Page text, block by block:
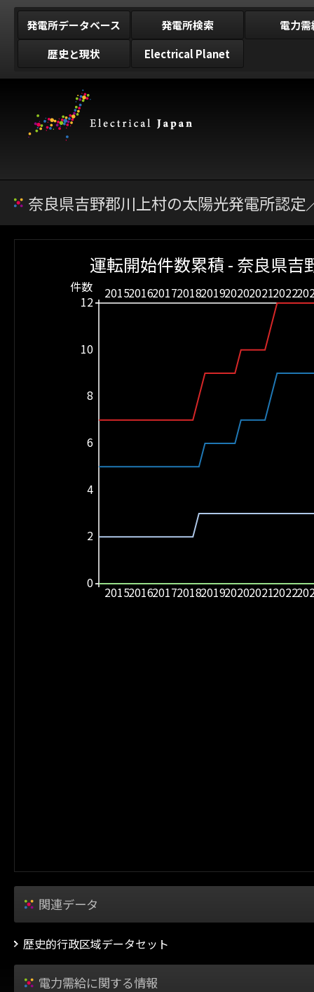
発電所データベース 発電所検索
電力需
歴史と現状
Electrical Planet
奈良県吉野郡川上村の太陽光発電所認
20152016201720182019202020212022
20152016201720182019202020212022
0
2
4
6
8
10
12
件数
運転開始件数累積 - 奈良県吉
関連データ
歴史的行政区域データセット
電力需給に関する情報